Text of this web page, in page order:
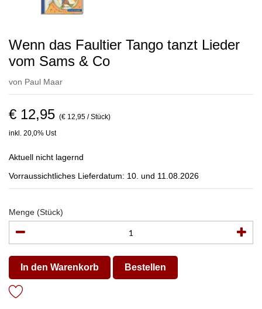
Wenn das Faultier Tango tanzt Lieder
vom Sams & Co
von Paul Maar
€ 12,95 (€ 12,95 / Stück)
inkl. 20,0% Ust
Aktuell nicht lagernd
Vorraussichtliches Lieferdatum: 10. und 11.08.2026
Menge (Stück)
In den Warenkorb Bestellen